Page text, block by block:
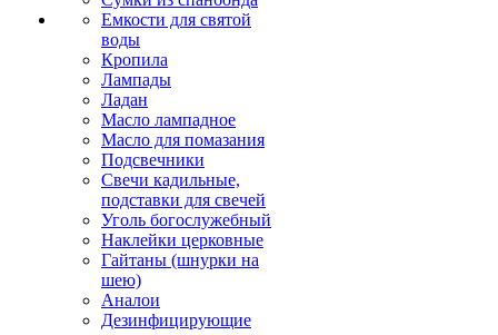
Емкости для святой
воды
Кропила
Лампады
Ладан
Масло лампадное
Масло для помазания
Подсвечники
Свечи кадильные,
подставки для свечей
Уголь богослужебный
Наклейки церковные
Гайтаны (шнурки на
шею)
Аналои
Дезинфицирующие